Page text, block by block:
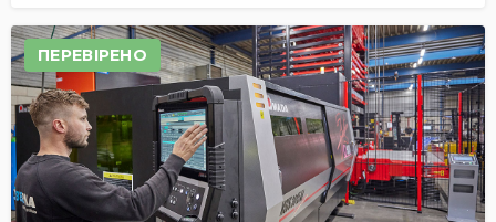
ПЕРЕВІРЕНО